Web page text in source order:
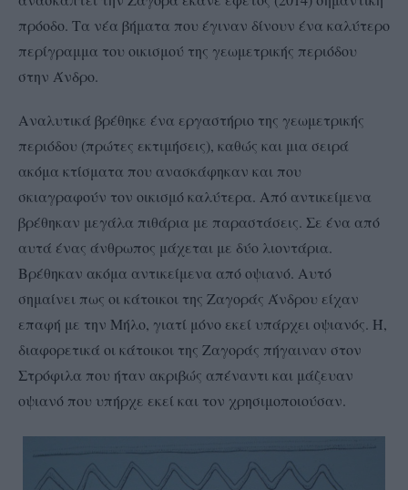
πρόοδο. Τα νέα βήματα που έγιναν δίνουν ένα καλύτερο
περίγραμμα του οικισμού της γεωμετρικής περιόδου
στην Άνδρο.
Αναλυτικά βρέθηκε ένα εργαστήριο της γεωμετρικής
περιόδου (πρώτες εκτιμήσεις), καθώς και μια σειρά
ακόμα κτίσματα που ανασκάφηκαν και που
σκιαγραφούν τον οικισμό καλύτερα. Από αντικείμενα
βρέθηκαν μεγάλα πιθάρια με παραστάσεις. Σε ένα από
αυτά ένας άνθρωπος μάχεται με δύο λιοντάρια.
Βρέθηκαν ακόμα αντικείμενα από οψιανό. Αυτό
σημαίνει πως οι κάτοικοι της Ζαγοράς Άνδρου είχαν
επαφή με την Μήλο, γιατί μόνο εκεί υπάρχει οψιανός. Ή,
διαφορετικά οι κάτοικοι της Ζαγοράς πήγαιναν στον
Στρόφιλα που ήταν ακριβώς απέναντι και μάζευαν
οψιανό που υπήρχε εκεί και τον χρησιμοποιούσαν.